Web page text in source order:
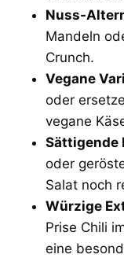
Nuss-
Mandeln
Crunch.
Vegane
oder
vegane
Sättigende
oder
Salat noch
Würzige
Prise Chili
eine